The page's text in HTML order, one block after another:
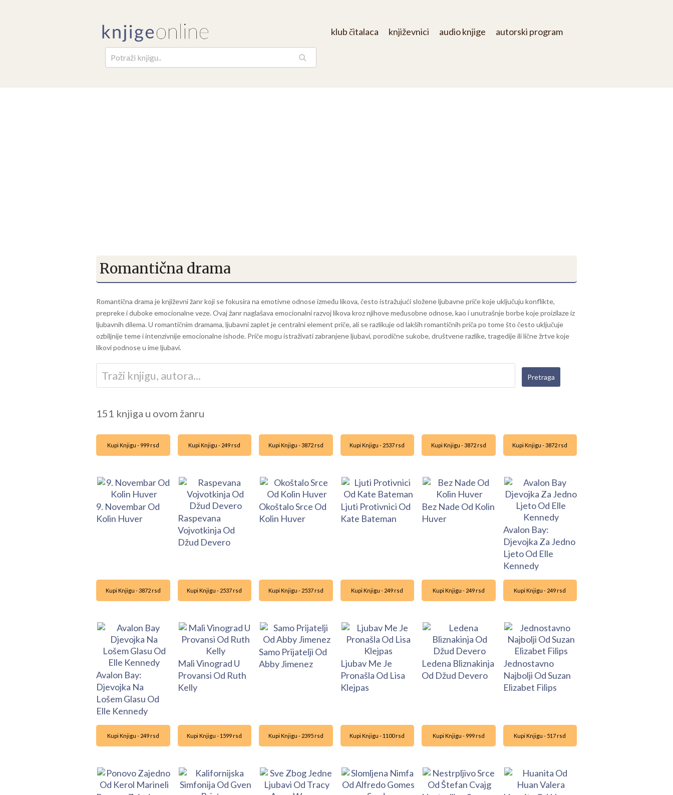
klub čitalaca književnici audio knjige autorski program
Romantična drama
Romantična drama je književni žanr koji se fokusira na emotivne odnose između likova, često istražujući složene ljubavne priče koje uključuju konflikte,
prepreke i duboke emocionalne veze. Ovaj žanr naglašava emocionalni razvoj likova kroz njihove međusobne odnose, kao i unutrašnje borbe koje proizilaze iz
ljubavnih dilema. U romantičnim dramama, ljubavni zaplet je centralni element priče, ali se razlikuje od lakših romantičnih priča po tome što često uključuje
ozbiljnije teme i intenzivnije emocionalne ishode. Priče mogu istraživati zabranjene ljubavi, porodične sukobe, društvene razlike, tragedije ili lične žrtve koje
likovi podnose u ime ljubavi.
151 knjiga u ovom žanru
Kupi Knjigu - 999 rsd
9. Novembar Od
Kolin Huver
Kupi Knjigu - 249 rsd
Raspevana
Vojvotkinja Od
Džud Devero
Kupi Knjigu - 3872 rsd
Okoštalo Srce Od
Kolin Huver
Kupi Knjigu - 2537 rsd
Ljuti Protivnici Od
Kate Bateman
Kupi Knjigu - 3872 rsd
Bez Nade Od Kolin
Huver
Kupi Knjigu - 3872 rsd
Avalon Bay:
Djevojka Za Jedno
Ljeto Od Elle
Kennedy
Kupi Knjigu - 3872 rsd
Avalon Bay:
Djevojka Na
Lošem Glasu Od
Elle Kennedy
Kupi Knjigu - 2537 rsd
Mali Vinograd U
Provansi Od Ruth
Kelly
Kupi Knjigu - 2537 rsd
Samo Prijatelji Od
Abby Jimenez
Kupi Knjigu - 249 rsd
Ljubav Me Je
Pronašla Od Lisa
Klejpas
Kupi Knjigu - 249 rsd
Ledena Bliznakinja
Od Džud Devero
Kupi Knjigu - 249 rsd
Jednostavno
Najbolji Od Suzan
Elizabet Filips
Kupi Knjigu - 249 rsd Kupi Knjigu - 1599 rsd Kupi Knjigu - 2395 rsd Kupi Knjigu - 1100 rsd Kupi Knjigu - 999 rsd Kupi Knjigu - 517 rsd